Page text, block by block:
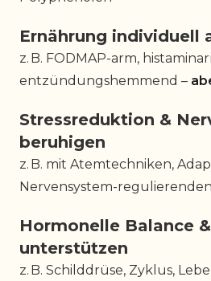
Ernährung individuell
z. B. FODMAP-arm,
entzündungshemmend –
Stressreduktion &
beruhigen
z. B. mit Atemtechniken,
Nervensystem-
Hormonelle Balance
unterstützen
z. B. Schilddrüse, Zyklus,